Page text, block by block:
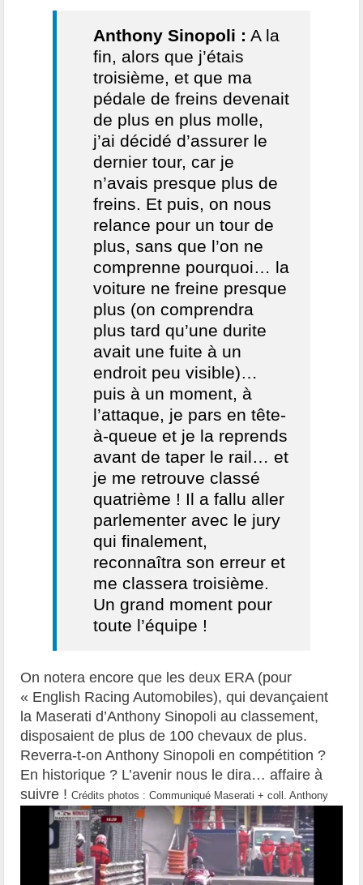
Anthony Sinopoli : A la
fin, alors que j’étais
troisième, et que ma
pédale de freins devenait
de plus en plus molle,
j’ai décidé d’assurer le
dernier tour, car je
n’avais presque plus de
freins. Et puis, on nous
relance pour un tour de
plus, sans que l’on ne
comprenne pourquoi… la
voiture ne freine presque
plus (on comprendra
plus tard qu’une durite
avait une fuite à un
endroit peu visible)…
puis à un moment, à
l’attaque, je pars en tête-
à-queue et je la reprends
avant de taper le rail… et
je me retrouve classé
quatrième ! Il a fallu aller
parlementer avec le jury
qui finalement,
reconnaîtra son erreur et
me classera troisième.
Un grand moment pour
toute l’équipe !
On notera encore que les deux ERA (pour
« English Racing Automobiles), qui devançaient
la Maserati d’Anthony Sinopoli au classement,
disposaient de plus de 100 chevaux de plus.
Reverra-t-on Anthony Sinopoli en compétition ?
En historique ? L’avenir nous le dira… affaire à
suivre ! Crédits photos : Communiqué Maserati + coll. Anthony